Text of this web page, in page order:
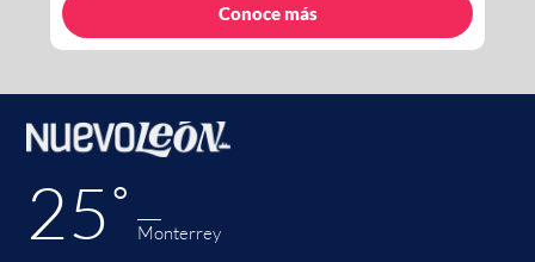
Conoce más
25˚ Monterrey